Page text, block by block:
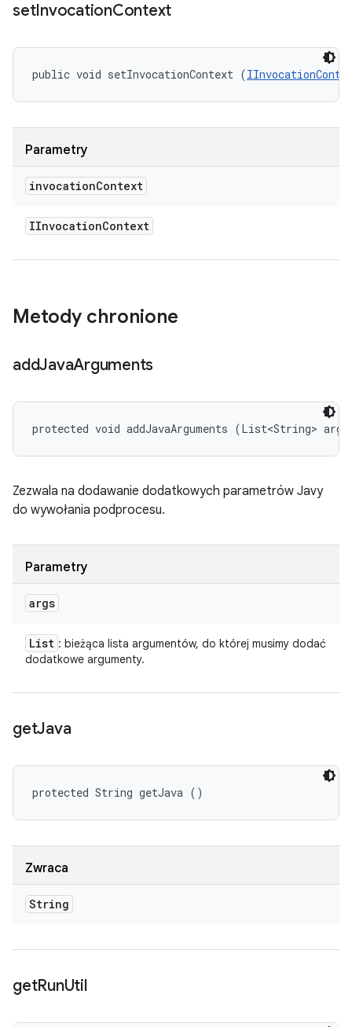
setInvocationContext
public void setInvocationContext (
Parametry
invocationContext
IInvocationContext
Metody chronione
addJavaArguments
protected void addJavaArguments (List<String>
Zezwala na dodawanie dodatkowych parametrów Javy
do wywołania podprocesu.
Parametry
args
List : bieżąca lista argumentów, do której musimy dodać
dodatkowe argumenty.
getJava
protected String getJava ()
Zwraca
String
getRunUtil